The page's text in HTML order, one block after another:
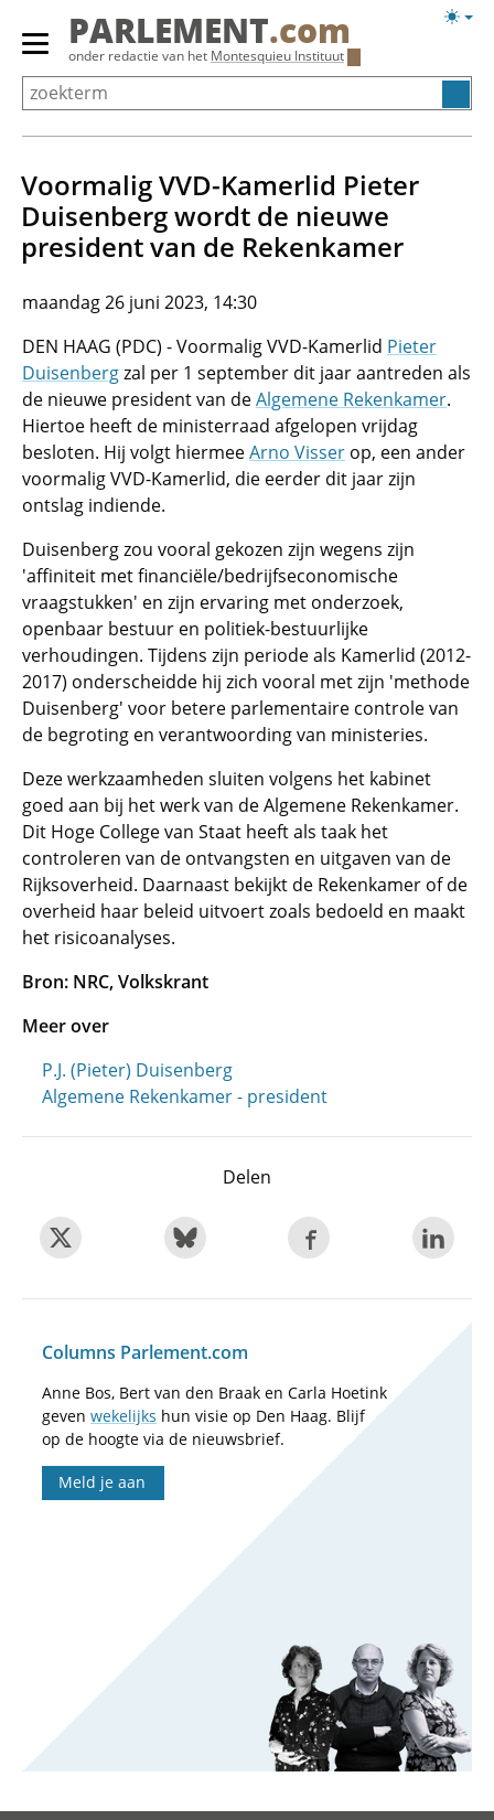
Overslaan
Primair
menu
tonen/verbergen
PARLEMENT.com
onder redactie van het Montesquieu Instituut
Voormalig VVD-Kamerlid Pieter
Duisenberg wordt de nieuwe
president van de Rekenkamer
maandag 26 juni 2023, 14:30
DEN HAAG (PDC) - Voormalig VVD-Kamerlid Pieter
Duisenbergzal per 1 september dit jaar aantreden als
de nieuwe president van deAlgemene Rekenkamer.
Hiertoe heeft de ministerraad afgelopen vrijdag
besloten. Hij volgt hiermeeArno Visser op, een ander
voormalig VVD-Kamerlid, die eerder dit jaar zijn
ontslag indiende.
Duisenberg zou vooral gekozen zijn wegens zijn
'affiniteit met financiële/bedrijfseconomische
vraagstukken' en zijn ervaring met onderzoek,
openbaar bestuur en politiek-bestuurlijke
verhoudingen. Tijdens zijn periode als Kamerlid (2012-
2017) onderscheidde hij zich vooral met zijn 'methode
Duisenberg' voor betere parlementaire controle van
de begroting en verantwoording van ministeries.
Deze werkzaamheden sluiten volgens het kabinet
goed aan bij het werk van de Algemene Rekenkamer.
Dit Hoge College van Staat heeft als taak het
controleren van de ontvangsten en uitgaven van de
Rijksoverheid. Daarnaast bekijkt de Rekenkamer of de
overheid haar beleid uitvoert zoals bedoeld en maakt
het risicoanalyses.
Bron: NRC, Volkskrant
Meer over
P.J. (Pieter) Duisenberg
Algemene Rekenkamer - president
Delen
Columns Parlement.com
Anne Bos, Bert van den Braak en Carla Hoetink
geven wekelijks hun visie op Den Haag. Blijf
op de hoogte via de nieuwsbrief.
Meld je aan